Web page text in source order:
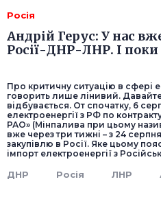
Росія
Андрій Герус: У нас
Росії-ДНР-ЛНР. І
Про критичну ситуацію в сфері
говорить лише лінивий.
відбувається. От спочатку, 6
електроенергії з РФ по
РАО» (Мінпалива при цьому
вже через три тижні – з 24
закупівлю в Росії. Яке цьому
імпорт електроенергії з
ДНР Росія ЛНР